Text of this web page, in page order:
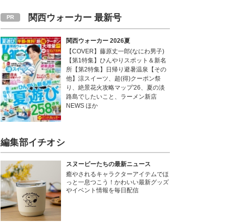
関西ウォーカー 最新号
関西ウォーカー 2026夏
【COVER】藤原丈一郎(なにわ男子)
【第1特集】ひんやりスポット＆新名
所【第2特集】日帰り避暑温泉【その
他】涼スイーツ、超(得)クーポン祭
り、絶景花火攻略マップ'26、夏の淡
路島でしたいこと、ラーメン新店
NEWS ほか
編集部イチオシ
スヌーピーたちの最新ニュース
癒やされるキャラクターアイテムでほ
っと一息つこう！かわいい最新グッズ
やイベント情報を毎日配信